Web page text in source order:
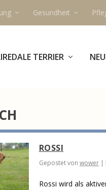
Gesundheit
TERRIER
ROSSI
Gepostet von wower|
Rossi wird als